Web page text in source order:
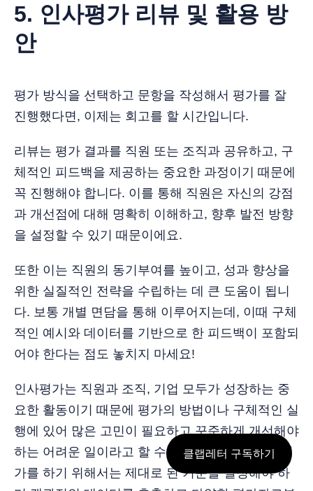
5. 인사평가 리뷰 및 활용 방
안
평가 방식을 선택하고 문항을 작성해서 평가를 잘
진행했다면, 이제는 회고를 할 시간입니다.
리뷰는 평가 결과를 직원 또는 조직과 공유하고, 구
체적인 피드백을 제공하는 중요한 과정이기 때문에
꼭 진행해야 합니다. 이를 통해 직원은 자신의 강점
과 개선점에 대해 명확히 이해하고, 향후 발전 방향
을 설정할 수 있기 때문이에요.
또한 이는 직원의 동기부여를 높이고, 성과 향상을
위한 실질적인 전략을 수립하는 데 큰 도움이 됩니
다. 보통 개별 면담을 통해 이루어지는데, 이때 구체
적인 예시와 데이터를 기반으로 한 피드백이 포함되
어야 한다는 점도 놓치지 마세요!
인사평가는 직원과 조직, 기업 모두가 성장하는 중
요한 활동이기 때문에 평가의 방법이나 구체적인 실
행에 있어 많은 고민이 필요하고 꾸준하게 개선해야
하는 어려운 일이라고 할 수 있습니다. 명확하게 평
가를 하기 위해서는 제대로 된 기준을 설정해야 하
클랩레터 구독하기